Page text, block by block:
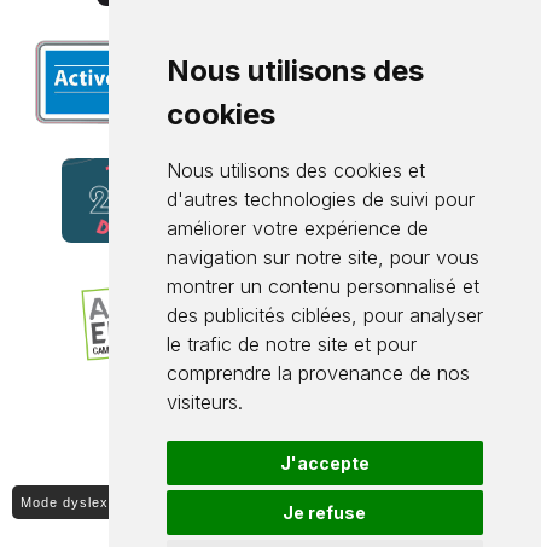
Nous utilisons des
cookies
Nous utilisons des cookies et
d'autres technologies de suivi pour
améliorer votre expérience de
navigation sur notre site, pour vous
montrer un contenu personnalisé et
des publicités ciblées, pour analyser
le trafic de notre site et pour
comprendre la provenance de nos
visiteurs.
J'accepte
Je refuse
Mode dyslexique ON / OFF